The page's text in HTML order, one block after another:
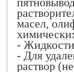
масел,
- Жидкости
- Для
раствор